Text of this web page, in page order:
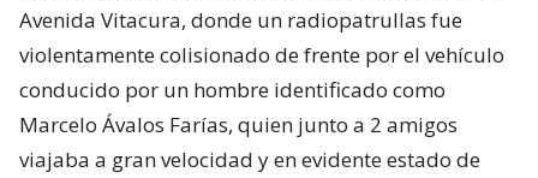
Avenida Vitacura, donde un radiopatrullas fue
violentamente colisionado de frente por el vehículo
conducido por un hombre identificado como
Marcelo Ávalos Farías, quien junto a 2 amigos
viajaba a gran velocidad y en evidente estado de